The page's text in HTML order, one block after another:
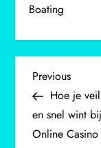
Boating
P
o
s
Previous
Post
Previous
Hoe je
en snel wint
Online Casino